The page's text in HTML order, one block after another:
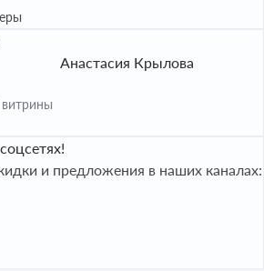
Анастасия Крылова
и предложения в наших каналах: